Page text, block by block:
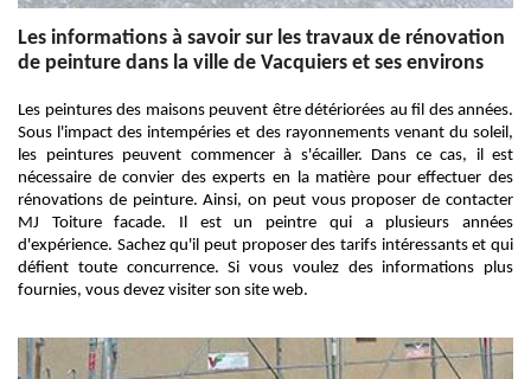
Les informations à savoir sur les travaux de rénovation
de peinture dans la ville de Vacquiers et ses environs
Les peintures des maisons peuvent être détériorées au fil des années.
Sous l'impact des intempéries et des rayonnements venant du soleil,
les peintures peuvent commencer à s'écailler. Dans ce cas, il est
nécessaire de convier des experts en la matière pour effectuer des
rénovations de peinture. Ainsi, on peut vous proposer de contacter
MJ Toiture facade. Il est un peintre qui a plusieurs années
d'expérience. Sachez qu'il peut proposer des tarifs intéressants et qui
défient toute concurrence. Si vous voulez des informations plus
fournies, vous devez visiter son site web.